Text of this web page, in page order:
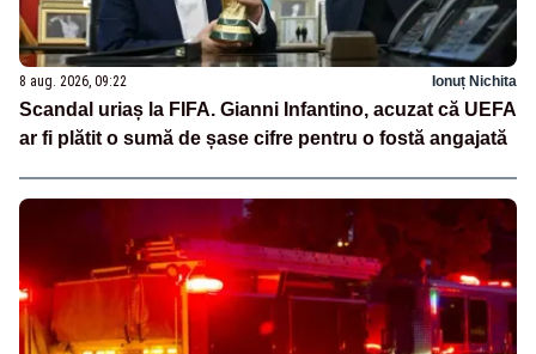
8 aug. 2026, 09:22 Ionuț Nichita
Scandal uriaș la FIFA. Gianni Infantino, acuzat că UEFA
ar fi plătit o sumă de șase cifre pentru o fostă angajată